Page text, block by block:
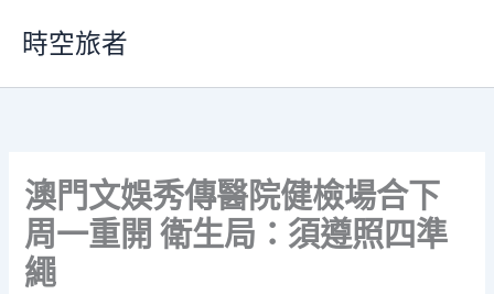
要
時空旅者
澳門文娛秀傳醫院健檢場合下
周一重開 衛生局：須遵照四準
繩